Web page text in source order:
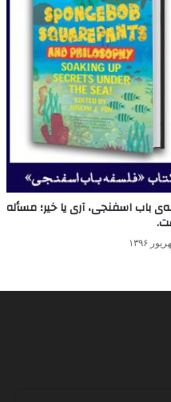
باب اسفنجی، آری یا خیر؛ مسأله